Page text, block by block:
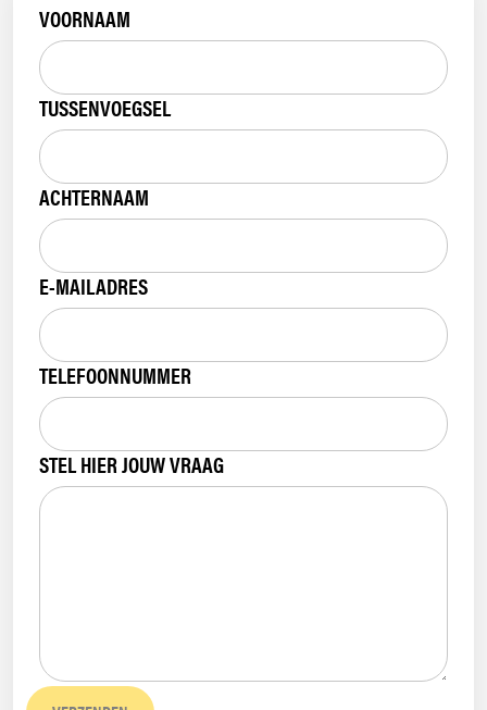
VOORNAAM
TUSSENVOEGSEL
ACHTERNAAM
E-MAILADRES
TELEFOONNUMMER
STEL HIER JOUW VRAAG